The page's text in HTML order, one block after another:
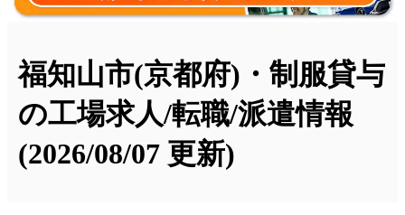
福知山市(京都府)・制服貸与
の工場求人/転職/派遣情報
(2026/08/07 更新)